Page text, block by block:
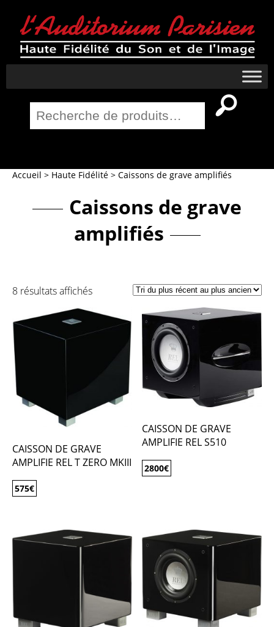
pour :
Accueil > Haute Fidélité > Caissons de grave amplifiés
Caissons de grave
amplifiés
8 résultats affichés
CAISSON DE GRAVE
AMPLIFIE REL T ZERO MKIII
575€
CAISSON DE GRAVE
AMPLIFIE REL S510
2800€